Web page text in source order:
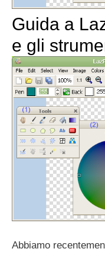
Guida a
e gli
Abbiamo